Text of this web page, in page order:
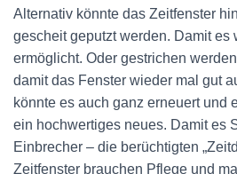
Alternativ könnte das Zeitfenster
gescheit geputzt werden. Damit es
ermöglicht. Oder gestrichen
damit das Fenster wieder mal gut
könnte es auch ganz erneuert und
ein hochwertiges neues. Damit es
Einbrecher – die berüchtigten
Zeitfenster brauchen Pflege und